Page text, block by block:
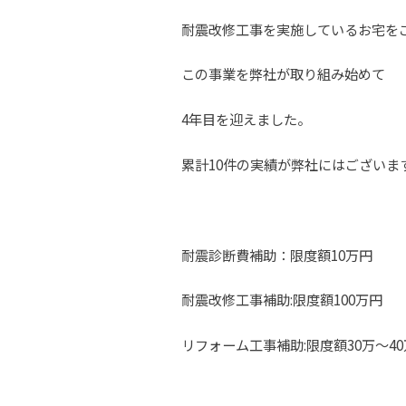
耐震改修工事を実施しているお宅を
この事業を弊社が取り組み始めて
4年目を迎えました。
累計10件の実績が弊社にはございま
耐震診断費補助：限度額10万円
耐震改修工事補助:限度額100万円
リフォーム工事補助:限度額30万～